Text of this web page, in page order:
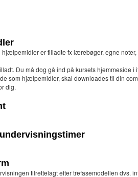
er tilladte fx lærebøger, egne
Du må dog gå ind på kursets hjemmeside
som hjælpemidler, skal downloades til din
dig.
tilrettelagt efter trefasemodellen dvs.